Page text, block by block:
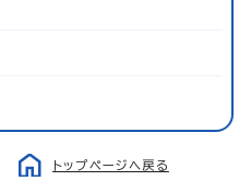
トップページへ戻る